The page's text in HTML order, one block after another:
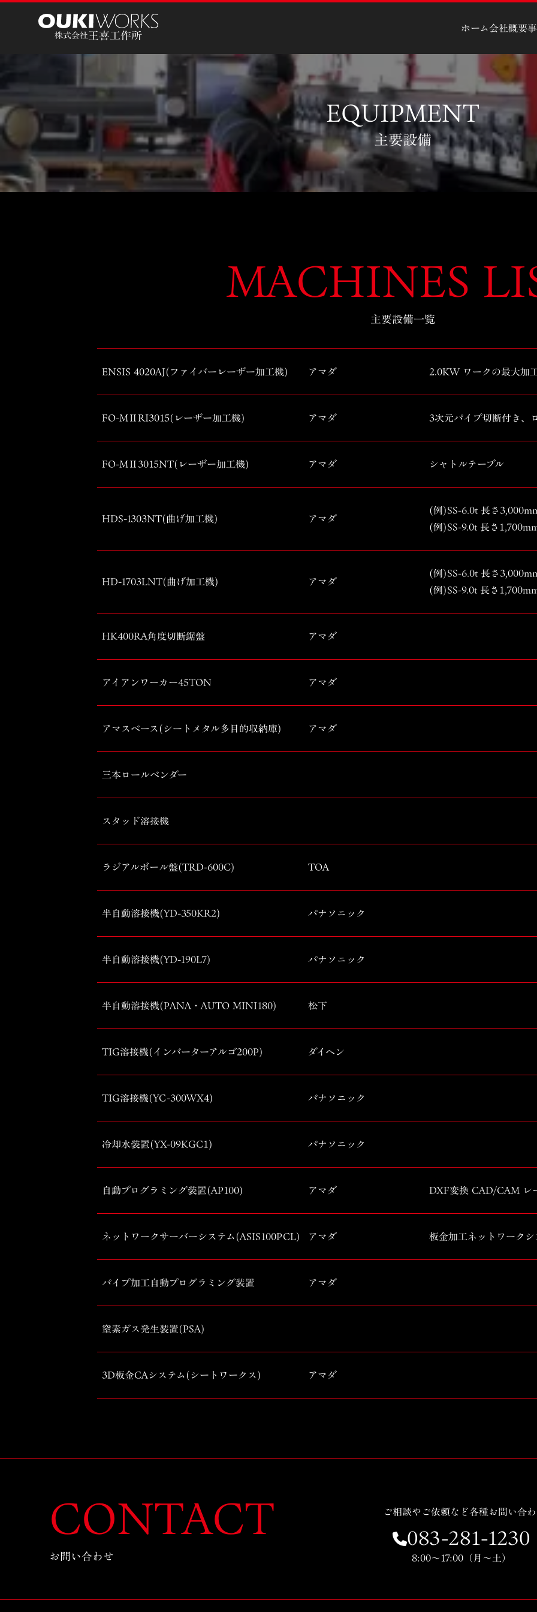
株式会社王喜工作所 ホーム会社概要
EQUIPMENT
主要設備
MACHINES
主要設備一覧
ENSIS 4020AJ(ファイバーレーザー加工機) アマダ 2.0KW ワークの最大加
FO-MⅡRI3015(レーザー加工機) アマダ 3次元パイプ切断付き、
FO-MⅡ3015NT(レーザー加工機) アマダ シャトルテーブル
HDS-1303NT(曲げ加工機) アマダ
(例)SS-6.0t 長さ
(例)SS-9.0t 長さ
HD-1703LNT(曲げ加工機) アマダ
(例)SS-6.0t 長さ
(例)SS-9.0t 長さ
HK400RA角度切断鋸盤 アマダ
アイアンワーカー45TON アマダ
アマスベース(シートメタル多目的収納庫) アマダ
三本ロールベンダー
スタッド溶接機
ラジアルボール盤(TRD-600C) TOA
半自動溶接機(YD-350KR2) パナソニック
半自動溶接機(YD-190L7) パナソニック
半自動溶接機(PANA・AUTO MINI180) 松下
TIG溶接機(インバーターアルゴ200P) ダイヘン
TIG溶接機(YC-300WX4) パナソニック
冷却水装置(YX-09KGC1) パナソニック
自動プログラミング装置(AP100) アマダ DXF変換 CAD/CAM レ
ネットワークサーバーシステム(ASIS100PCL) アマダ 板金加工ネットワーク
パイプ加工自動プログラミング装置 アマダ
窒素ガス発生装置(PSA)
3D板金CAシステム(シートワークス) アマダ
CONTACT
お問い合わせ
ご相談やご依頼など各種お問い合
083-281-1230
8:00～17:00（月～土）